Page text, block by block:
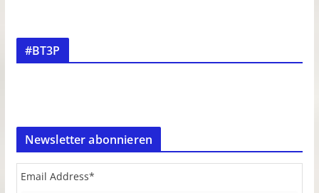
#BT3P
Newsletter abonnieren
Email Address*